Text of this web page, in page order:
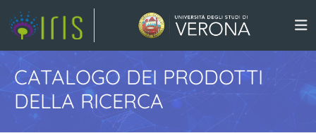
CATALOGO DEI PRODOTTI
DELLA RICERCA